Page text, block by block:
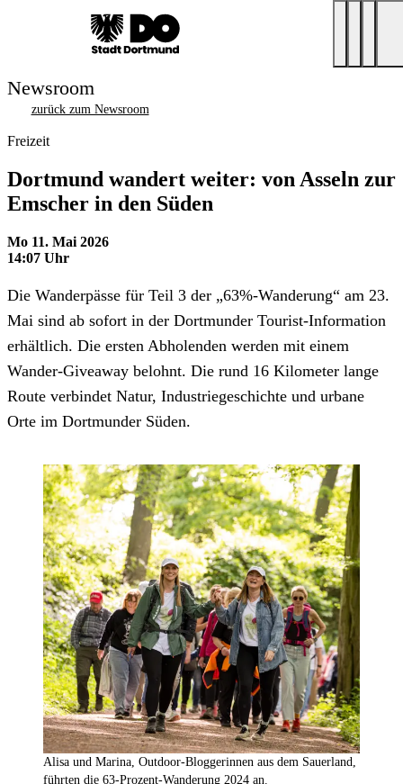
Newsroom
zurück zum Newsroom
Freizeit
Dortmund wandert weiter: von Asseln zur
Emscher in den Süden
Mo 11. Mai 2026
14:07 Uhr
Die Wanderpässe für Teil 3 der „63%-Wanderung“ am 23.
Mai sind ab sofort in der Dortmunder Tourist-Information
erhältlich. Die ersten Abholenden werden mit einem
Wander-Giveaway belohnt. Die rund 16 Kilometer lange
Route verbindet Natur, Industriegeschichte und urbane
Orte im Dortmunder Süden.
Alisa und Marina, Outdoor-Bloggerinnen aus dem Sauerland,
führten die 63-Prozent-Wanderung 2024 an.